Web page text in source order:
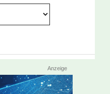
Anzeige